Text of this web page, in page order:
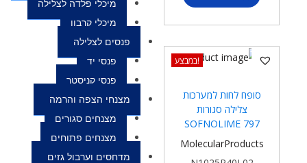
מיכלי פלדה לצלילה
מיכלי קרבון
פנסים לצלילה
פנסי יד
פנסי קניסטר
מצנחי הצפה והרמה
מצנחים סגורים
מצנחים פתוחים
מדחסים וערבול גזים
במבצע!
סופח לחות למערכות
צלילה סגורות
SOFNOLIME 797
MolecularProducts